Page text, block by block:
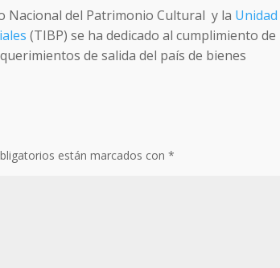
Nacional del Patrimonio Cultural y la Unidad
(TIBP) se ha dedicado al cumplimiento de
de salida del país de bienes
están marcados con*